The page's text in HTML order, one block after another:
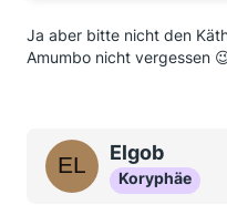
Ja aber bitte nicht den
Amumbo nicht vergessen
Elgob
Koryphäe